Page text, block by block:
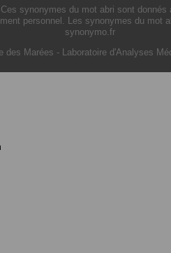
synonymes du mot abri sont
personnel. Les synonymes du mot
synonymo.fr
des Marées - Laboratoire d'Analyses